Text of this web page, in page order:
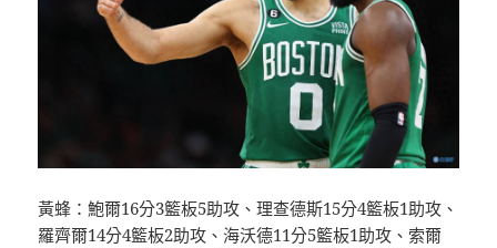
黃蜂：鮑爾16分3籃板5助攻、理查德斯15分4籃板1助攻、
羅齊爾14分4籃板2助攻、海沃德11分5籃板1助攻、索爾